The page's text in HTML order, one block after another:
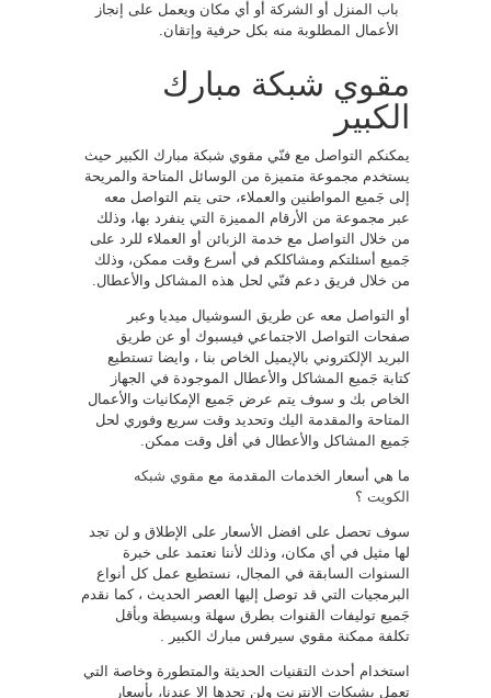
باب المنزل أو الشركة أو أي مكان ويعمل على إنجاز
الأعمال المطلوبة منه بكل حرفية وإتقان.
مقوي شبكة مبارك
الكبير
يمكنكم التواصل مع فنّي مقوي شبكة مبارك الكبير حيث
يستخدم مجموعة متميزة من الوسائل المتاحة والمريحة
إلى جَميع المواطنين والعملاء، حتى يتم التواصل معه
عبر مجموعة من الأرقام المميزة التي ينفرد بها، وذلك
من خلال التواصل مع خدمة الزبائن أو العملاء للرد على
جَميع أسئلتكم ومشاكلكم في أسرع وقت ممكن، وذلك
من خلال فريق دعم فنّي لحل هذه المشاكل والأعطال.
أو التواصل معه عن طريق السوشيال ميديا وعبر
صفحات التواصل الاجتماعي فيسبوك أو عن طريق
البريد الإلكتروني بالإيميل الخاص بنا ، وايضا تستطيع
كتابة جَميع المشاكل والأعطال الموجودة في الجهاز
الخاص بك و سوف يتم عرض جَميع الإمكانيات والأعمال
المتاحة والمقدمة اليك وتحديد وقت سريع وفوري لحل
جَميع المشاكل والأعطال في أقل وقت ممكن.
ما هي أسعار الخدمات المقدمة مع مقوي شبكه
الكويت ؟
سوف تحصل على افضل الأسعار على الإطلاق و لن تجد
لها مثيل في أي مكان، وذلك لأننا نعتمد على خبرة
السنوات السابقة في المجال، نستطيع عمل كل أنواع
البرمجيات التي قد توصل إليها العصر الحديث ، كما نقدم
جَميع توليفات القنوات بطرق سهلة وبسيطة وبأقل
تكلفة ممكنة مقوي سيرفس مبارك الكبير .
استخدام أحدث التقنيات الحديثة والمتطورة وخاصة التي
تعمل بشبكات الإنترنت ولن تجدها إلا عندنا، بأسعار